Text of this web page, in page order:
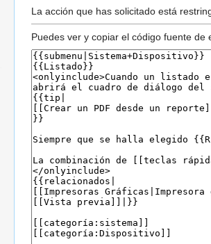
La acción que has solicitado está
Puedes ver y copiar el código fuente de